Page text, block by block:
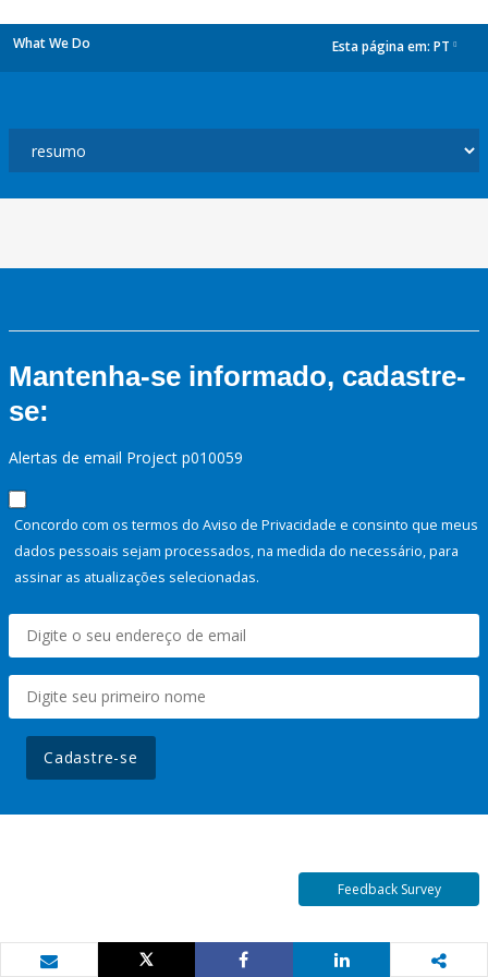
What We Do Esta página em: PT
Mantenha-se informado, cadastre-
se:
Alertas de email Project p010059
Concordo com os termos do Aviso de Privacidade e consinto que meus
dados pessoais sejam processados, na medida do necessário, para
assinar as atualizações selecionadas.
Cadastre-se
Feedback Survey